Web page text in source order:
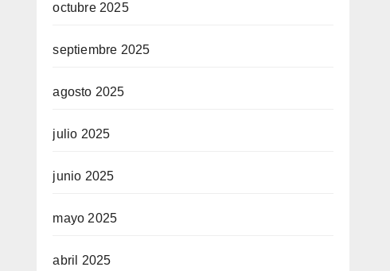
octubre 2025
septiembre 2025
agosto 2025
julio 2025
junio 2025
mayo 2025
abril 2025